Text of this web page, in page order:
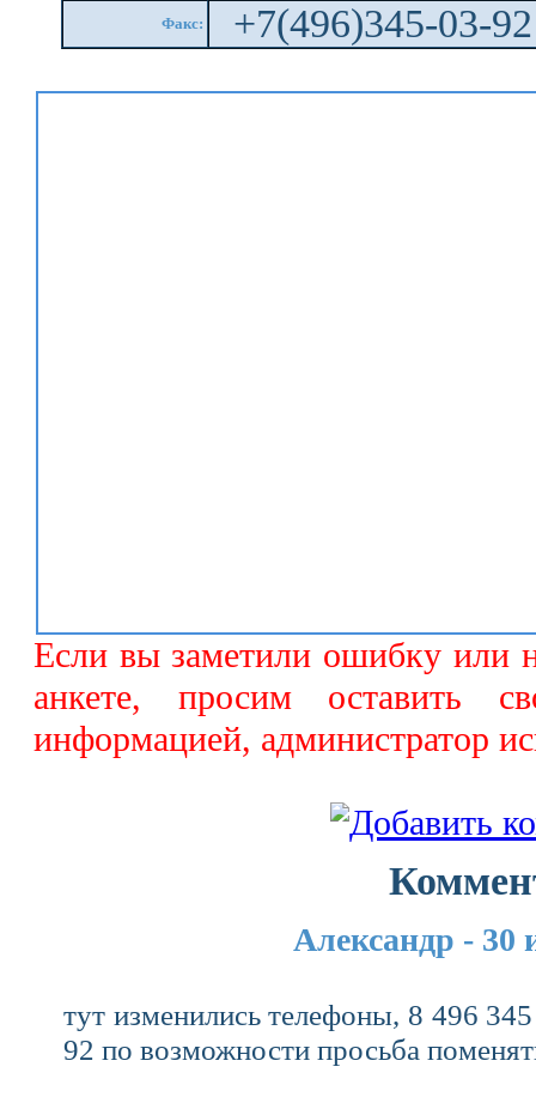
Факс: +7(496)345-03-
Если вы заметили ошибку или
анкете, просим оставить
информацией, администратор
Александр - 30
тут изменились телефоны, 8 496
92 по возможности просьба